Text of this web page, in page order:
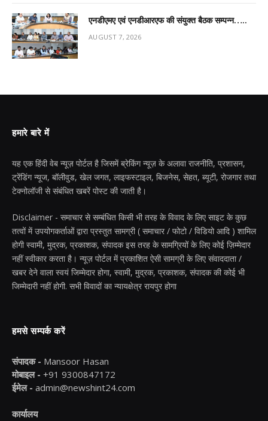
एनडीएमए एवं एनडीआरएफ की संयुक्त बैठक सम्पन्न…..
AUGUST 7, 2026
हमारे बारे में
यह एक हिंदी वेब न्यूज़ पोर्टल है जिसमें ब्रेकिंग न्यूज़ के अलावा राजनीति, प्रशासन,
ट्रेंडिंग न्यूज, बॉलीवुड, खेल जगत, लाइफस्टाइल, बिजनेस, सेहत, ब्यूटी, रोजगार तथा
टेक्नोलॉजी से संबंधित खबरें पोस्ट की जाती है।
Disclaimer - समाचार से सम्बंधित किसी भी तरह के विवाद के लिए साइट के कुछ
तत्वों में उपयोगकर्ताओं द्वारा प्रस्तुत सामग्री ( समाचार / फोटो / विडियो आदि ) शामिल
होगी स्वामी, मुद्रक, प्रकाशक, संपादक इस तरह के सामग्रियों के लिए कोई ज़िम्मेदार
नहीं स्वीकार करता है। न्यूज़ पोर्टल में प्रकाशित ऐसी सामग्री के लिए संवाददाता /
खबर देने वाला स्वयं जिम्मेदार होगा, स्वामी, मुद्रक, प्रकाशक, संपादक की कोई भी
जिम्मेदारी नहीं होगी. सभी विवादों का न्यायक्षेत्र रायपुर होगा
हमसे सम्पर्क करें
संपादक - Mansoor Hasan
मोबाइल - +91 9300847172
ईमेल - admin@newshint24.com
कार्यालय